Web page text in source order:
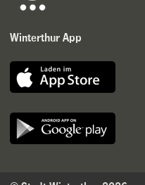
Winterthur App